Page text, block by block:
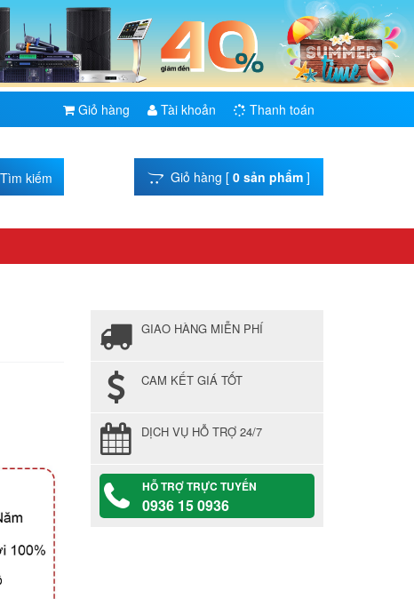
Giỏ hàng Tài khoản Thanh toán
Giỏ hàng [ 0 sản phẩm ]
GIAO HÀNG MIỄN PHÍ
CAM KẾT GIÁ TỐT
DỊCH VỤ HỖ TRỢ 24/7
HỖ TRỢ TRỰC TUYẾN
0936 15 0936